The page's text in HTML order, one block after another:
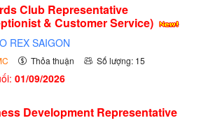
Club Representative
& Customer Service)
REX SAIGON
Thỏa thuận Số lượng: 15
01/09/2026
Development Representative